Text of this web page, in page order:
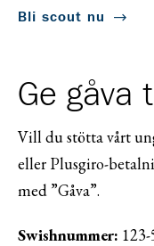
Bli scout nu
Ge gåva
Vill du stötta vårt
eller Plusgiro-
med ”Gåva”.
Swishnummer: